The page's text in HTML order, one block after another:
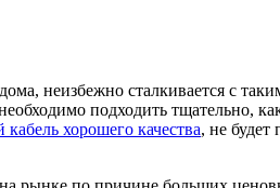
неизбежно сталкивается с
подходить тщательно,
хорошего качества, не будет